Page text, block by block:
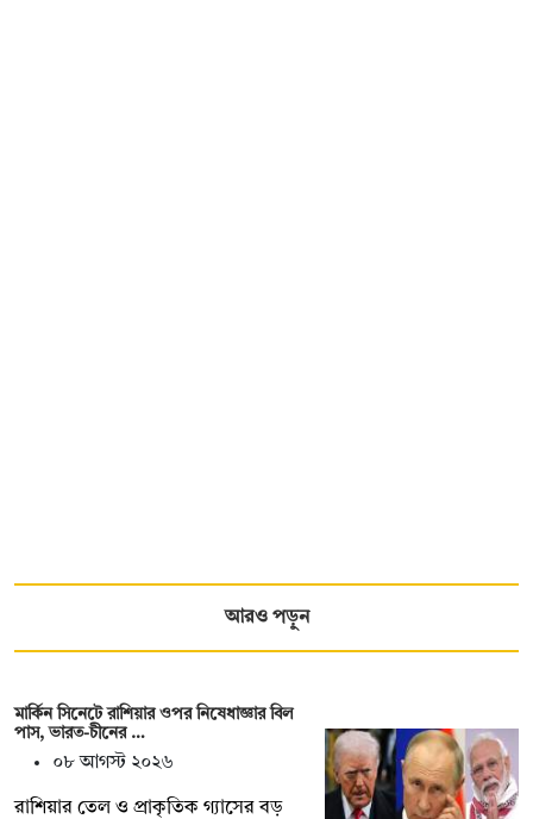
আরও পড়ুন
মার্কিন সিনেটে রাশিয়ার ওপর নিষেধাজ্ঞার বিল
পাস, ভারত-চীনের …
০৮ আগস্ট ২০২৬
রাশিয়ার তেল ও প্রাকৃতিক গ্যাসের বড়